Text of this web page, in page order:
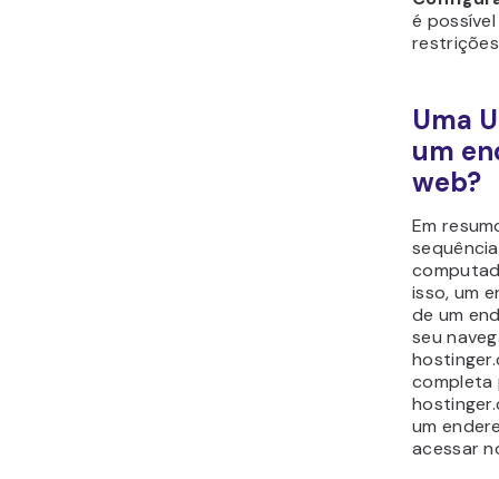
é
Uma
um
web?
Em
isso, um
de um
seu
completa
um
acessar